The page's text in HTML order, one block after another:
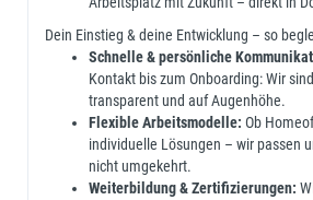
Dein Einstieg & deine Entwicklung – so
Schnelle & persönliche
Kontakt bis zum Onboarding: Wir
transparent und auf Augenhöhe.
Flexible Arbeitsmodelle: Ob
individuelle Lösungen – wir passen
nicht umgekehrt.
Weiterbildung & Zertifizierungen: